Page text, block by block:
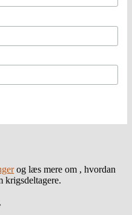
og læs mere om , hvordan
krigsdeltagere.